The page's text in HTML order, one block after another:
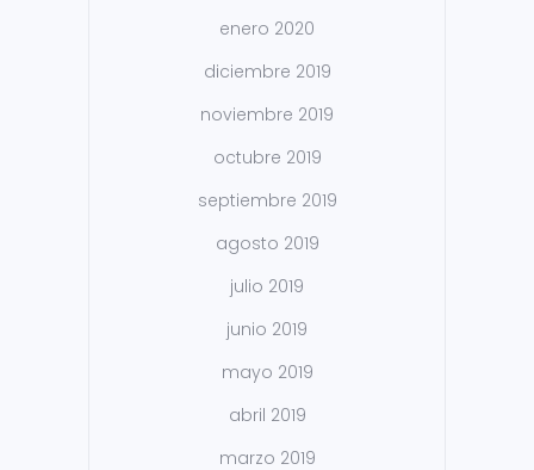
enero 2020
diciembre 2019
noviembre 2019
octubre 2019
septiembre 2019
agosto 2019
julio 2019
junio 2019
mayo 2019
abril 2019
marzo 2019